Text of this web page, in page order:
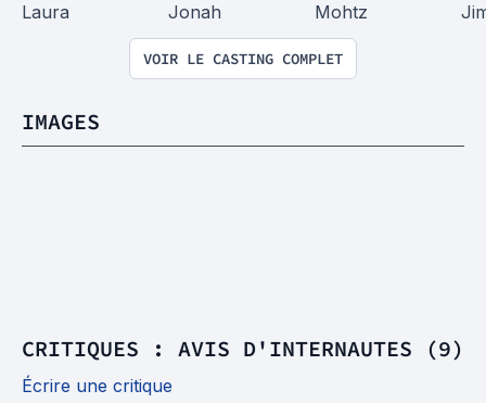
Laura
Jonah
Mohtz
VOIR LE CASTING COMPLET
IMAGES
CRITIQUES : AVIS D'INTERNAUTES (9)
Écrire une critique